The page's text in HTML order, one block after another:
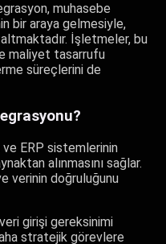
muhasebe
bir araya gelmesiyle,
İşletmeler, bu
maliyet tasarrufu
süreçlerini de
ERP sistemlerinin
alınmasını sağlar.
verinin doğruluğunu
girişi gereksinimi
stratejik görevlere